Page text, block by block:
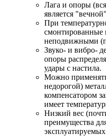
Лага и опоры
является
При
смонтированные
неподвижными
Звуко- и вибро-
опоры
удары с настила.
Можно
недорогой)
компенсатором
имеет
Низкий вес
преимущества